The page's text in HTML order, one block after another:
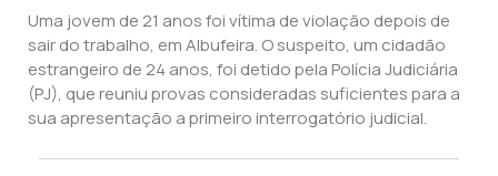
Uma jovem de 21 anos foi vítima de violação depois de
sair do trabalho, em Albufeira. O suspeito, um cidadão
estrangeiro de 24 anos, foi detido pela Polícia Judiciária
(PJ), que reuniu provas consideradas suficientes para a
sua apresentação a primeiro interrogatório judicial.